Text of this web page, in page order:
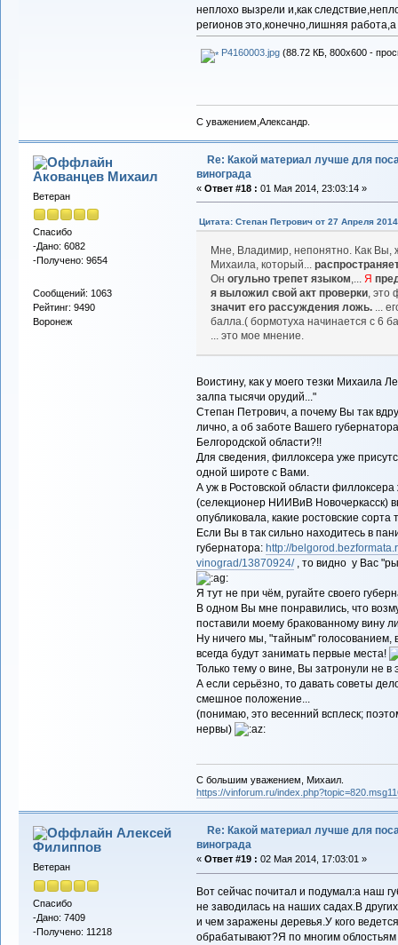
неплохо вызрели и,как
регионов это,конечно,лишняя
P4160003.jpg(88.72 КБ, 800x600 -
С уважением,Александр.
Акованцев Михаил
Ветеран
Спасибо
-Дано: 6082
-Получено: 9654
Сообщений: 1063
Рейтинг: 9490
Воронеж
Re: Какой материал лучше для
винограда
« Ответ #18 : 01 Мая 2014, 23:03:14 »
Цитата: Степан Петрович от 27 Апреля
Мне, Владимир, непонятно. Как Вы,
Михаила, который...
Он огульно трепет языком,...Я
я выложил свой акт проверки, это
значит его рассуждения ложь. ...
балла.( бормотуха начинается с 6
... это мое мнение.
Воистину, как у моего тезки Михаила
залпа тысячи орудий..."
Степан Петрович, а почему Вы так
лично, а об заботе Вашего
Белгородской области?!!
Для сведения, филлоксера уже
одной широте с Вами.
А уж в Ростовской области
(селекционер НИИВиВ Новочеркасск)
опубликовала, какие ростовские
Если Вы в так сильно находитесь в
губернатора: http://
vinograd/13870924/, то видно у Вас
Я тут не при чём, ругайте своего
В одном Вы мне понравились, что
поставили моему бракованному вину
Ну ничего мы, "тайным" голосованием,
всегда будут занимать первые места!
Только тему о вине, Вы затронули не в
А если серьёзно, то давать советы
смешное положение...
(понимаю, это весенний всплеск;
нервы)
С большим уважением, Михаил.
https://vinforum.ru/
Алексей
Филиппов
Ветеран
Спасибо
-Дано: 7409
-Получено: 11218
Re: Какой материал лучше для
винограда
« Ответ #19 : 02 Мая 2014, 17:03:01 »
Вот сейчас почитал и подумал:а наш
не заводилась на наших садах.В
и чем заражены деревья.У кого
обрабатывают?Я по многим